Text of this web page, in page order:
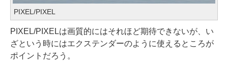
PIXEL/PIXEL
PIXEL/PIXELは画質的にはそれほど期待できないが、い
ざという時にはエクステンダーのように使えるところが
ポイントだろう。